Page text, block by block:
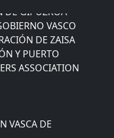
VASCO
DE ZAISA
Y PUERTO
ASSOCIATION
VASCA DE